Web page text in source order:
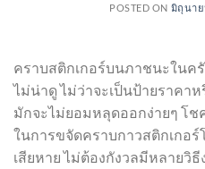
POSTED ON มิถุนาย
คราบสติกเกอร์บนภาชนะในค
ไม่น่าดู ไม่ว่าจะเป็นป้ายราคา
มักจะไม่ยอมหลุดออกง่ายๆ โช
ในการขจัดคราบกาวสติกเกอ
เสียหาย ไม่ต้องกังวลมีหลายวิ